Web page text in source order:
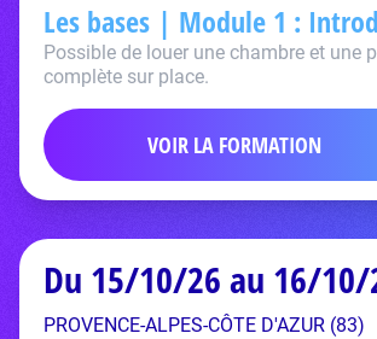
Les bases | Module 1 :
Possible de louer une chambre et une
complète sur place.
VOIR LA FORMATION
Du 15/10/26 au 16/10/
PROVENCE-ALPES-CÔTE D'AZUR (83)